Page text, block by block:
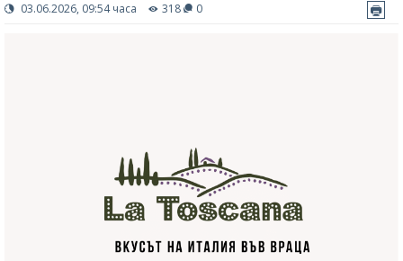
03.06.2026, 09:54 часа 318 0